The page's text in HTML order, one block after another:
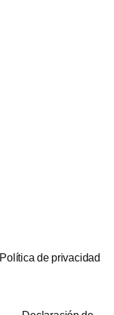
Política de privacidad